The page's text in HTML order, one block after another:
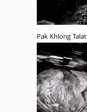
Pak Khlong Talat